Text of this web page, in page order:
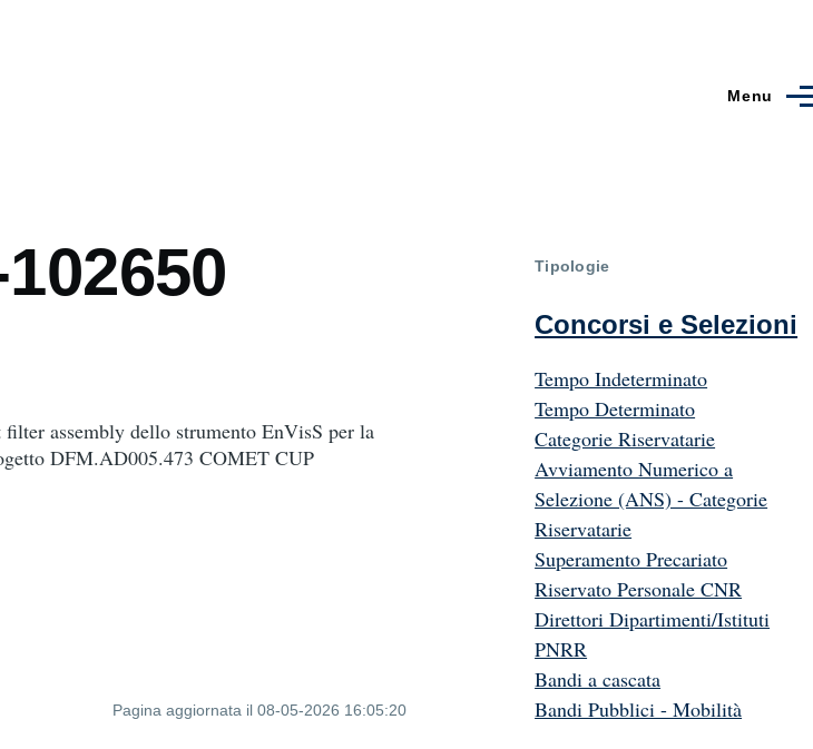
Menu
assembly dello strumento EnVisS per la
DFM.AD005.473 COMET CUP
Pagina aggiornata il 08-05-2026 16:05:20
Tipologie
Concorsi e Selezioni
Tempo Indeterminato
Tempo Determinato
Categorie Riservatarie
Avviamento Numerico a
Selezione (ANS) - Categorie
Riservatarie
Superamento Precariato
Riservato Personale CNR
Direttori Dipartimenti/Istituti
PNRR
Bandi a cascata
Bandi Pubblici - Mobilità